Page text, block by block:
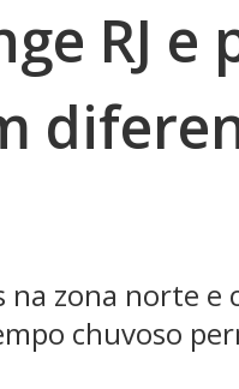
RJ e
zona norte e
chuvoso